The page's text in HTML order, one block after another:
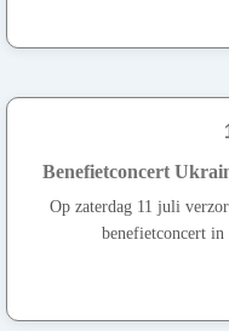
Benefietconcert
Op zaterdag 11 juli
benefietconcert in